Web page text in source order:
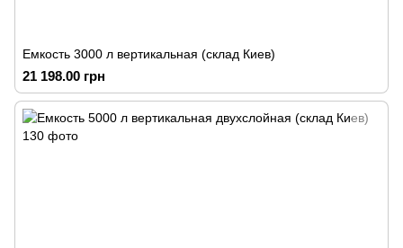
Емкость 3000 л вертикальная (склад Киев)
21 198.00 грн